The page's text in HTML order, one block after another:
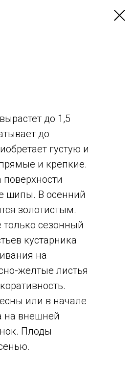
до 1,5
до
густую и
и крепкие.
шипы. В осенний
золотистым.
сезонный
кустарника
на
желтые листья
или в начале
на внешней
Плоды